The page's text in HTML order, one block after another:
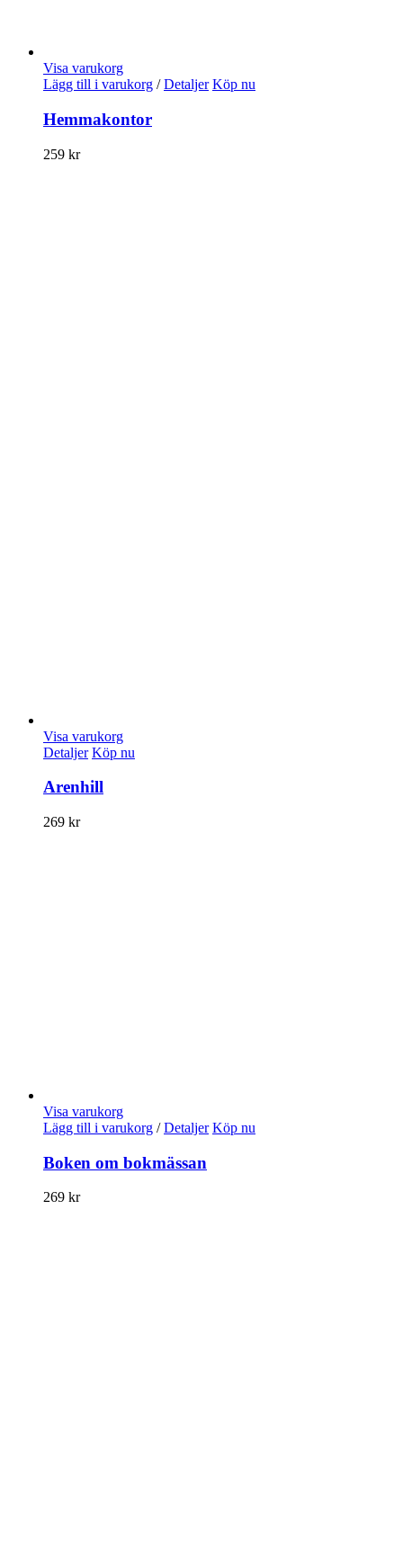
Visa varukorg
Lägg till i varukorg / Detaljer Köp nu
Hemmakontor
259 kr
Visa varukorg
Detaljer Köp nu
Arenhill
269 kr
Visa varukorg
Lägg till i varukorg / Detaljer Köp nu
Boken om bokmässan
269 kr